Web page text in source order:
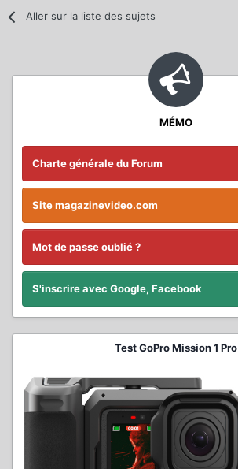
Aller sur la liste des sujets
MÉMO
Charte générale du Forum
Site magazinevideo.com
Mot de passe oublié ?
S'inscrire avec Google, Facebook
Test GoPro Mission 1 Pro